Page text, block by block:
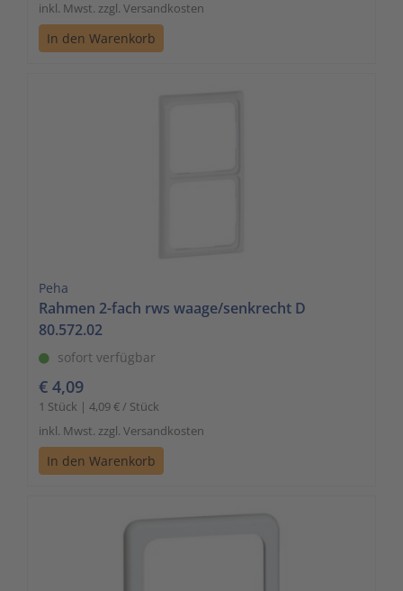
inkl. Mwst. zzgl. Versandkosten
In den Warenkorb
Peha
Rahmen 2-fach rws waage/senkrecht D
80.572.02
sofort verfügbar
€ 4,09
1 Stück | 4,09 € / Stück
inkl. Mwst. zzgl. Versandkosten
In den Warenkorb